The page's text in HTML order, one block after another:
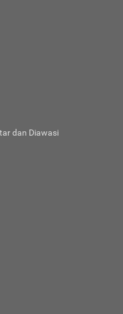
dan Diawasi